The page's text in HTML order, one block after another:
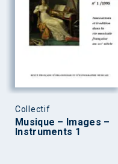
Collectif
Musique – Images –
Instruments 1